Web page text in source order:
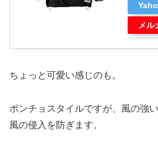
メル
ちょっと可愛い感じのも。
ポンチョスタイルですが、風の強
風の侵入を防ぎます。